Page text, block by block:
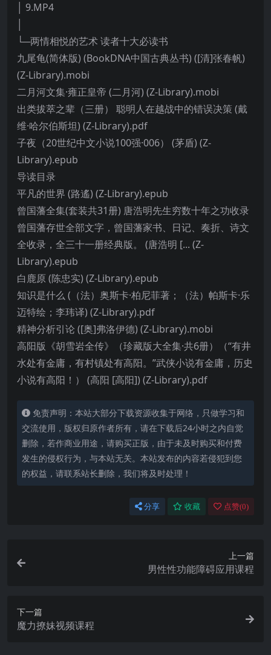
│ 9.MP4
└─两情相悦的艺术 读者十大必读书
九尾龟(简体版) (BookDNA中国古典丛书) ([清]张春帆)
(Z-Library).mobi
二月河文集·雍正皇帝 (二月河) (Z-Library).mobi
出类拔萃之辈（三册） 聪明人在越战中的错误决策 (戴
维·哈尔伯斯坦) (Z-Library).pdf
子夜（20世纪中文小说100强·006） (茅盾) (Z-
Library).epub
导读目录
平凡的世界 (路遙) (Z-Library).epub
曾国藩全集(套装共31册) 唐浩明先生穷数十年之功收录
曾国藩存世全部文字，曾国藩家书、日记、奏折、诗文
全收录，全三十一册经典版。 (唐浩明 [... (Z-
Library).epub
白鹿原 (陈忠实) (Z-Library).epub
知识是什么 (（法）奥斯卡·柏尼菲著；（法）帕斯卡·乐
迈特绘；李玮译) (Z-Library).pdf
精神分析引论 ([奥]弗洛伊德) (Z-Library).mobi
高阳版《胡雪岩全传》（珍藏版大全集·共6册）（“有井
水处有金庸，有村镇处有高阳。”武侠小说有金庸，历史
小说有高阳！） (高阳 [高阳]) (Z-Library).pdf
免责声明：本站大部分下载资源收集于网络，只做学习和
交流使用，版权归原作者所有，请在下载后24小时之内自觉
删除，若作商业用途，请购买正版，由于未及时购买和付费
发生的侵权行为，与本站无关。本站发布的内容若侵犯到您
的权益，请联系站长删除，我们将及时处理！
分享 收藏 点赞(0)
上一篇
男性性功能障碍应用课程
下一篇
魔力撩妹视频课程